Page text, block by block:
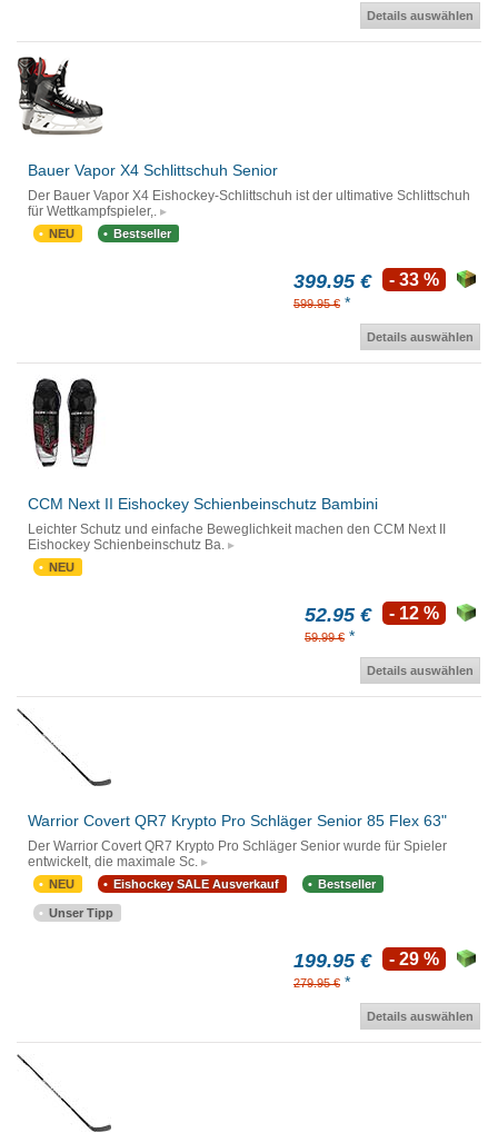
Details auswählen
Bauer Vapor X4 Schlittschuh Senior
Der Bauer Vapor X4 Eishockey-Schlittschuh ist der ultimative Schlittschuh
für Wettkampfspieler,.
NEU Bestseller
399.95 €
599.95 € *
- 33 %
Details auswählen
CCM Next II Eishockey Schienbeinschutz Bambini
Leichter Schutz und einfache Beweglichkeit machen den CCM Next II
Eishockey Schienbeinschutz Ba.
NEU
52.95 €
59.99 € *
- 12 %
Details auswählen
Warrior Covert QR7 Krypto Pro Schläger Senior 85 Flex 63"
Der Warrior Covert QR7 Krypto Pro Schläger Senior wurde für Spieler
entwickelt, die maximale Sc.
NEU Eishockey SALE Ausverkauf Bestseller
Unser Tipp
199.95 €
279.95 € *
- 29 %
Details auswählen